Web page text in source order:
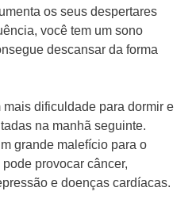
os seus despertares
você tem um sono
descansar da forma
mais dificuldade para dormir e
na manhã seguinte.
grande malefício para o
provocar câncer,
e doenças cardíacas.